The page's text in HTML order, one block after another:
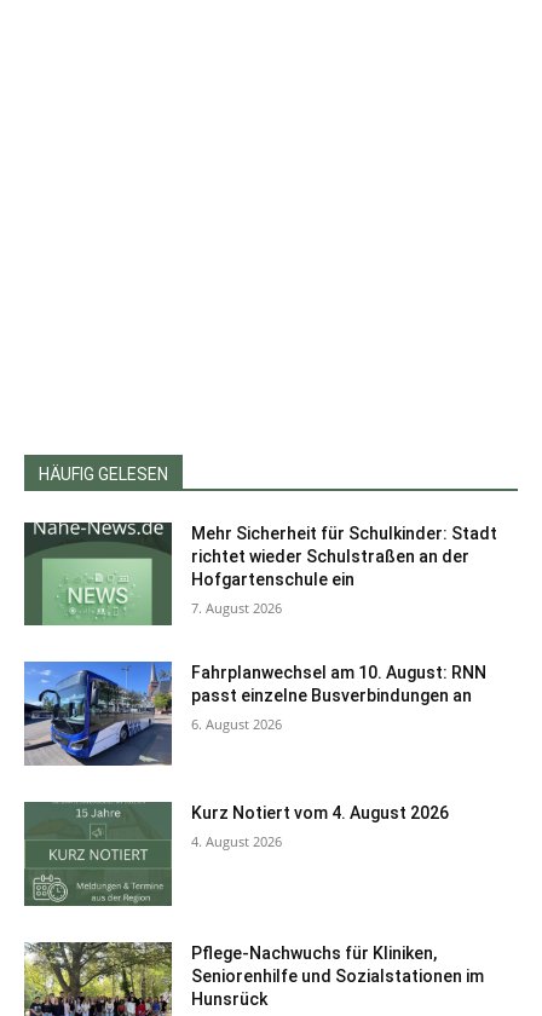
HÄUFIG GELESEN
Mehr Sicherheit für Schulkinder: Stadt
richtet wieder Schulstraßen an der
Hofgartenschule ein
7. August 2026
Fahrplanwechsel am 10. August: RNN
passt einzelne Busverbindungen an
6. August 2026
Kurz Notiert vom 4. August 2026
4. August 2026
Pflege-Nachwuchs für Kliniken,
Seniorenhilfe und Sozialstationen im
Hunsrück